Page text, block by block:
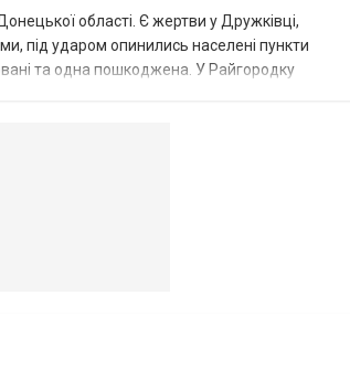
області. Є жертви у Дружківці,
під ударом опинились населені пункти
та одна пошкоджена. У Райгородку